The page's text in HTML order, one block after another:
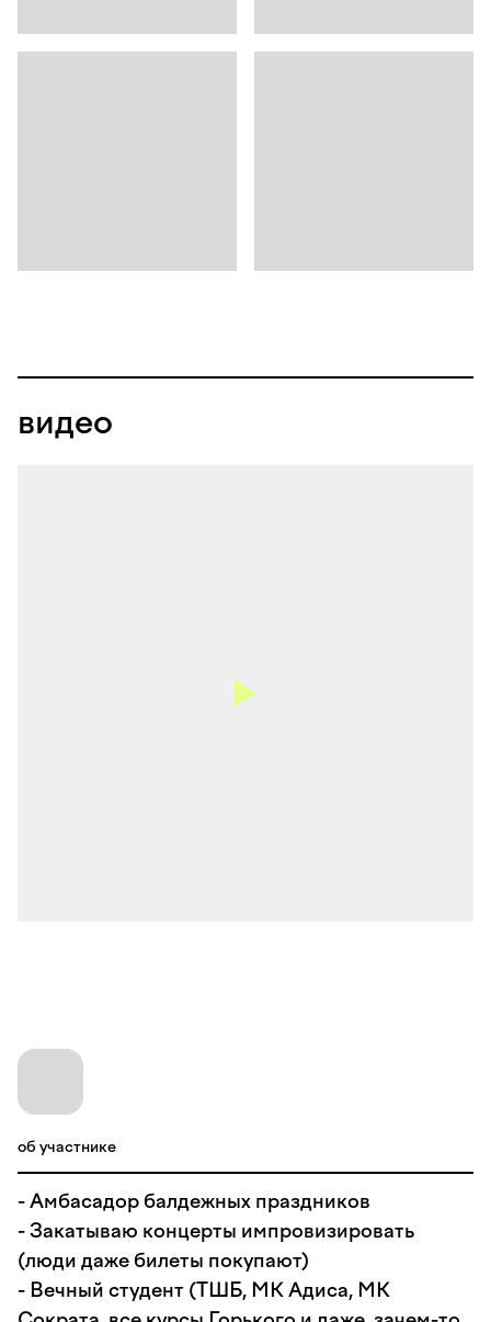
видео
об участнике
- Амбасадор балдежных праздников
- Закатываю концерты импровизировать
(люди даже билеты покупают)
- Вечный студент (ТШБ, МК Адиса, МК